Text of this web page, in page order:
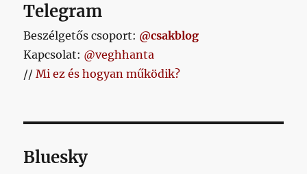
Telegram
Beszélgetős csoport: @csakblog
Kapcsolat: @veghhanta
//Mi ez és hogyan működik?
Bluesky